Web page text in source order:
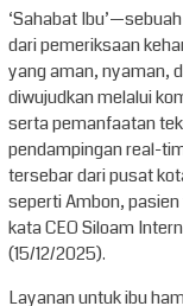
‘Sahabat
dari pemeriksaan
yang aman, nyaman,
diwujudkan melalui
serta pemanfaatan
pendampingan real-
tersebar dari pusat
seperti Ambon,
kata CEO Siloam
(15/12/2025).
Layanan untuk ibu